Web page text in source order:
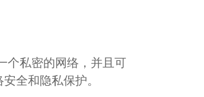
个私密的网络，并且可
全和隐私保护。